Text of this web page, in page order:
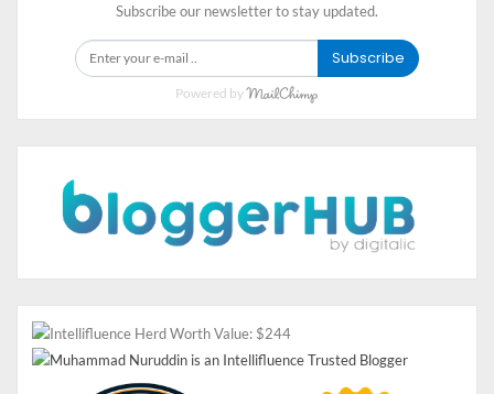
Pasang Bingkai Sekarang!
Bingkai Hari Kebangkitan Nasional
Indonesia #2
Pasang Bingkai Sekarang!
Subscribe our newsletter to stay updated.
Subscribe
Powered by